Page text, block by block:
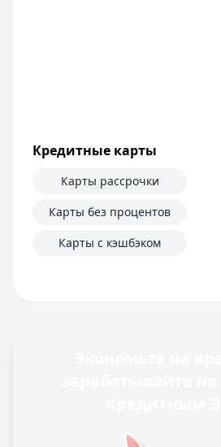
Кредитные карты
Карты рассрочки
Карты без процентов
Карты с кэшбэком